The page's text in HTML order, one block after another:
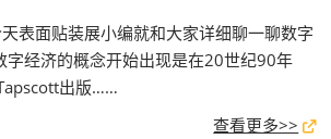
表面贴装展小编就和大家详细聊一聊数字
字经济的概念开始出现是在20世纪90年
出版……
查看更多>>